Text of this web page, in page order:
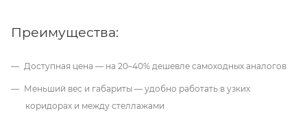
Преимущества:
Доступная цена — на 20–40% дешевле самоходных аналогов
Меньший вес и габариты — удобно работать в узких
коридорах и между стеллажами